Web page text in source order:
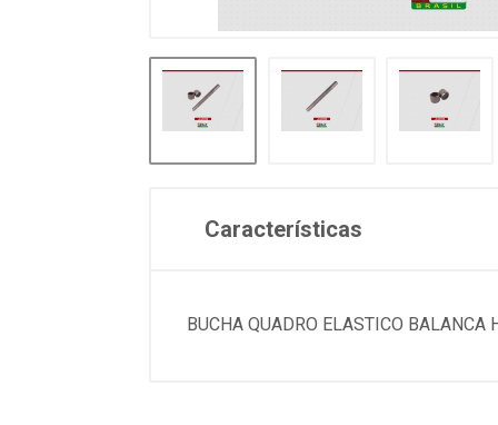
Características
BUCHA QUADRO ELASTICO